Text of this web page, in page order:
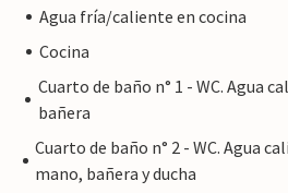
Agua fría/caliente en cocina
Cocina
Cuarto de baño n° 1 - WC. Agua
bañera
Cuarto de baño n° 2 - WC. Agua
mano, bañera y ducha